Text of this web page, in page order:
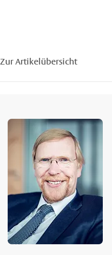
Zur Artikelübersicht